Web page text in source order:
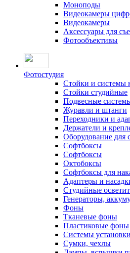
Моноподы
Видеокамеры
Видеокамеры
Аксессуары для
Фотообъективы
Фотостудия
Стойки и системы
Стойки студийные
Подвесные
Журавли и штанги
Переходники и
Держатели и
Оборудование для
Софтбоксы
Софтбоксы
Октобоксы
Софтбоксы для
Адаптеры и
Студийные
Генераторы,
Фоны
Тканевые фоны
Пластиковые фоны
Системы
Сумки, чехлы